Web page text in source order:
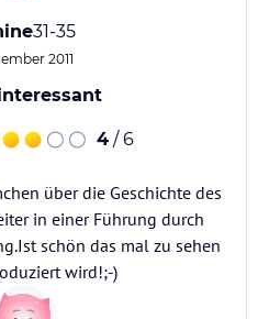
31-35
2011
4 / 6
über die Geschichte des
in einer Führung durch
schön das mal zu sehen
wird!;-)